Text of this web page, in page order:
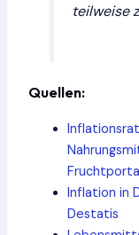
teilweise
Quellen:
Inflation in
Destatis